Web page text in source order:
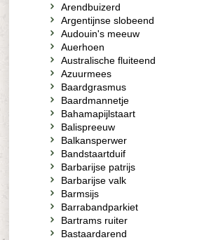
Arendbuizerd
Argentijnse slobeend
Audouin's meeuw
Auerhoen
Australische fluiteend
Azuurmees
Baardgrasmus
Baardmannetje
Bahamapijlstaart
Balispreeuw
Balkansperwer
Bandstaartduif
Barbarijse patrijs
Barbarijse valk
Barmsijs
Barrabandparkiet
Bartrams ruiter
Bastaardarend